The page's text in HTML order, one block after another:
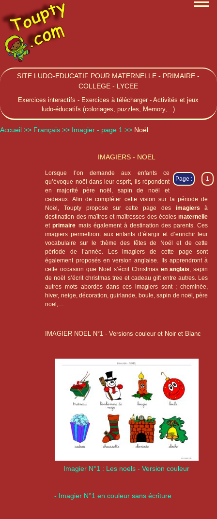
SITE LUDO-EDUCATIF POUR MATERNELLE - PRIMAIRE -
COLLEGE - LYCEE
Exercices interactifs - Exercices à télécharger - Activités et jeux
ludo-éducatifs (coloriages, puzzles, Memory,...)
Accueil >> Français >> Imagier - page 1 >> Noël
IMAGIERS - NOEL
-1-
Page :
Lorsque l’on demande aux enfants ce
qu’évoque noël dans leur esprit, ils répondent
en majorité père noël, sapin de noël et
cadeaux. Afin de compléter cette vision sur la période de
Noël, Toupty propose sur cette page des imagiers à
destination des maîtres et maîtresses des écolesmaternelle
etprimaire mais également à destination des parents. Ces
imagiers permettront aux enfants d’élargir et d’enrichir leur
vocabulaire sur le thème des fêtes de Noël et de cette
période de l’année. Les imagiers de cette page sont
également proposés en version anglaise. Ils apprendront à
cette occasion que Noël s’écrit Christmas en anglais
, sapin
de noël s’écrit christmas tree et cadeau gift entre autres. Les
autres mots abordés dans ces imagiers sont ; cheminée,
hiver, neige, décoration, guirlande, boule, sapin de noël, père
noël,…
IMAGIER NOEL N°1 - Versions couleur et Noir et Blanc
Imagier N°1 : Les noels - Version couleur
- Imagier N°1 en couleur sans écriture